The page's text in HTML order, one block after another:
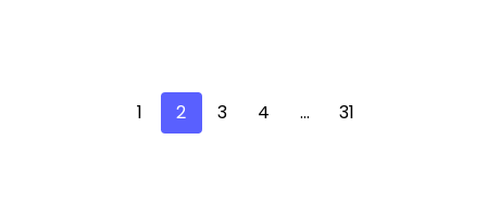
1 2 3 4 … 31